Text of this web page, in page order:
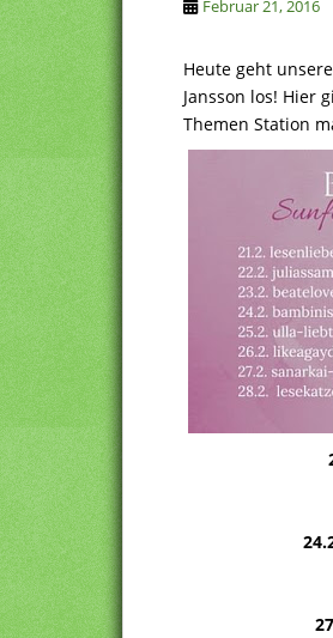
Februar 21, 2016
Heute geht
Jansson los! Hier
Themen Station